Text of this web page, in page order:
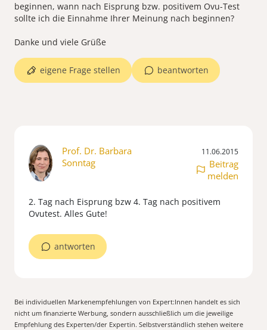
beginnen, wann nach Eisprung bzw. positivem Ovu-Test
sollte ich die Einnahme Ihrer Meinung nach beginnen?
Danke und viele Grüße
beantworten
eigene Frage stellen
Prof. Dr. Barbara
Sonntag
11.06.2015
Beitrag
melden
2. Tag nach Eisprung bzw 4. Tag nach positivem
Ovutest. Alles Gute!
antworten
Bei individuellen Markenempfehlungen von Expert:Innen handelt es sich
nicht um finanzierte Werbung, sondern ausschließlich um die jeweilige
Empfehlung des Experten/der Expertin. Selbstverständlich stehen weitere